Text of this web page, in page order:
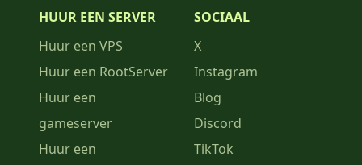
HUUR EEN SERVER
Huur een VPS
Huur een RootServer
Huur een
gameserver
Huur een
SOCIAAL
X
Instagram
Blog
Discord
TikTok